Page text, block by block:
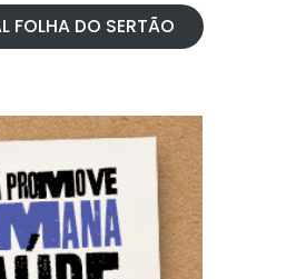
FOLHA DO SERTÃO